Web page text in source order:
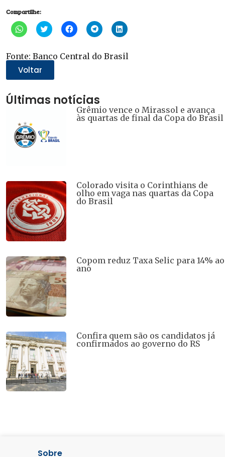
Compartilhe:
Clique
para
WhatsApp(abre
em
nova
janela)
Clique
para
Twitter(abre
em
Clique
para
Facebook(abre
em
Clique
para
Telegram(abre
em
Clique
para
LinkedIn(abre
em
Fonte: Banco Central do Brasil
Voltar
Últimas notícias
Grêmio vence o Mirassol e avança
às quartas de final da Copa do Brasil
Colorado visita o Corinthians de
olho em vaga nas quartas da Copa
do Brasil
Copom reduz Taxa Selic para 14% ao
ano
Confira quem são os candidatos já
confirmados ao governo do RS
Sobre